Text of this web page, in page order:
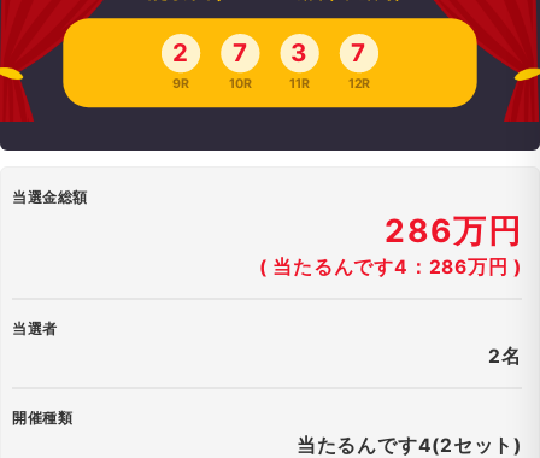
2
9R
7
10R
3
11R
7
12R
当選金総額
286万円
( 当たるんです4：286万円 )
当選者
2名
開催種類
当たるんです4(2セット)